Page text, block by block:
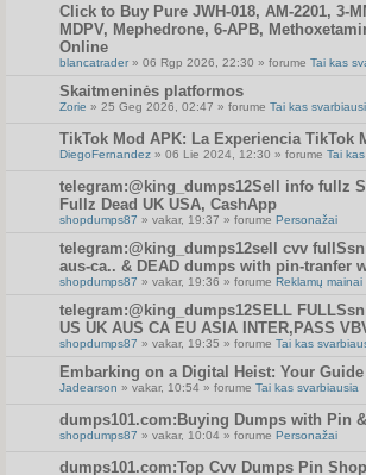
Click to Buy Pure JWH-018, AM-2201, 3-
MDPV, Mephedrone, 6-APB,
Online
blancatrader » 06 Rgp 2026, 22:30 » forume Tai kas
Skaitmeninės platformos
Zorie » 25 Geg 2026, 02:47 » forume Tai kas
TikTok Mod APK: La Experiencia TikTok
DiegoFernandez » 06 Lie 2024, 12:30 » forume Tai
telegram:@king_dumps12Sell info fullz
Fullz Dead UK USA, CashApp
shopdumps87 » vakar, 19:37 » forume Personažai
telegram:@king_dumps12sell cvv
aus-ca.. & DEAD dumps with pin-tranfer
shopdumps87 » vakar, 19:36 » forume Reklamų mainai
telegram:@king_dumps12SELL
US UK AUS CA EU ASIA INTER,PASS
shopdumps87 » vakar, 19:35 » forume Tai kas
Embarking on a Digital Heist: Your
Jadearson » vakar, 10:54 » forume Tai kas svarbiausia
dumps101.com:Buying Dumps with Pin
shopdumps87 » vakar, 10:04 » forume Personažai
dumps101.com:Top Cvv Dumps Pin